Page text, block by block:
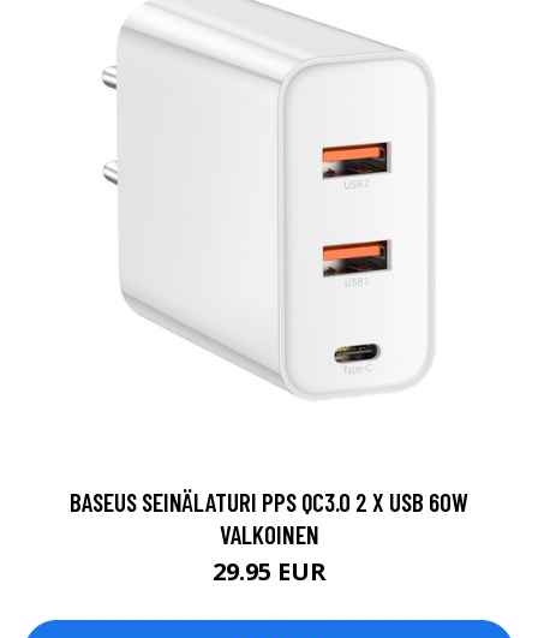
BASEUS SEINÄLATURI PPS QC3.0 2 X USB 60W
VALKOINEN
29.95 EUR